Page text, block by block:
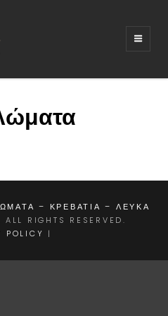
ΚΡΕΒΑΤΙΑ –
ΚΑΝΑΠΕΔΕΣ
– ΚΡΕΒΑΤΙΑ – ΛΕΥΚΑ
ALL RIGHTS RESERVED.
POLICY |